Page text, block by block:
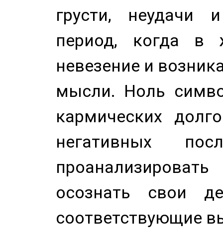
грусти, неудачи
период, когда в
невезение и
мысли. Ноль
кармических
негативных
осознать свои
соответствующие